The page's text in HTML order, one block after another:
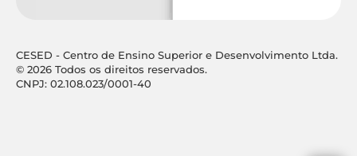
CESED - Centro de Ensino Superior e Desenvolvimento Ltda.
© 2026 Todos os direitos reservados.
CNPJ: 02.108.023/0001-40